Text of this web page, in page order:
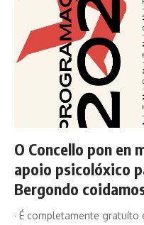
O Concello pon en
apoio psicolóxico
Bergondo
· É completamente